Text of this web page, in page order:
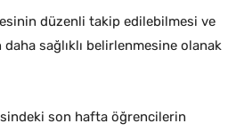
düzenli takip edilebilmesi ve
sağlıklı belirlenmesine olanak
son hafta öğrencilerin